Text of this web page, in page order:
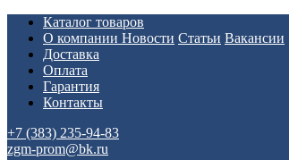
Каталог товаров
О компании Новости Статьи Вакансии
Доставка
Оплата
Гарантия
Контакты
+7 (383) 235-94-83
zgm-prom@bk.ru